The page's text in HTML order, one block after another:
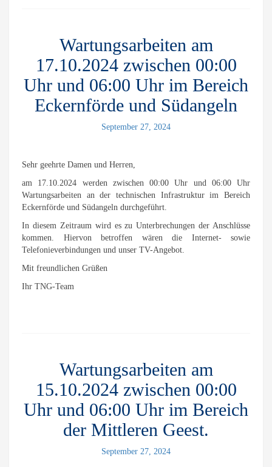
Wartungsarbeiten am
17.10.2024 zwischen 00:00
Uhr und 06:00 Uhr im Bereich
Eckernförde und Südangeln
September 27, 2024
Sehr geehrte Damen und Herren,
am 17.10.2024 werden zwischen 00:00 Uhr und 06:00 Uhr
Wartungsarbeiten an der technischen Infrastruktur im Bereich
Eckernförde und Südangeln durchgeführt.
In diesem Zeitraum wird es zu Unterbrechungen der Anschlüsse
kommen. Hiervon betroffen wären die Internet- sowie
Telefonieverbindungen und unser TV-Angebot.
Mit freundlichen Grüßen
Ihr TNG-Team
Wartungsarbeiten am
15.10.2024 zwischen 00:00
Uhr und 06:00 Uhr im Bereich
der Mittleren Geest.
September 27, 2024